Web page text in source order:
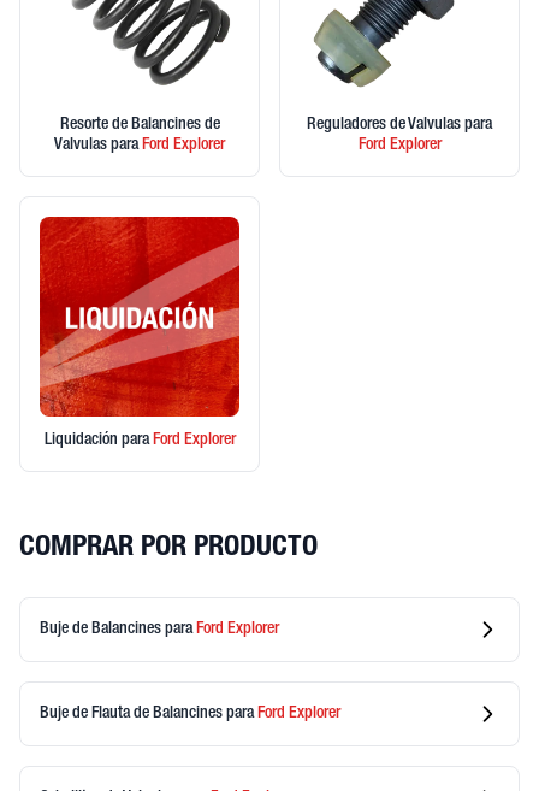
Resorte de Balancines de
Valvulas paraFord Explorer
Reguladores de Valvulas para
Ford Explorer
Liquidación paraFord Explorer
COMPRAR POR PRODUCTO
Buje de Balancines para Ford Explorer
Buje de Flauta de Balancines para Ford Explorer